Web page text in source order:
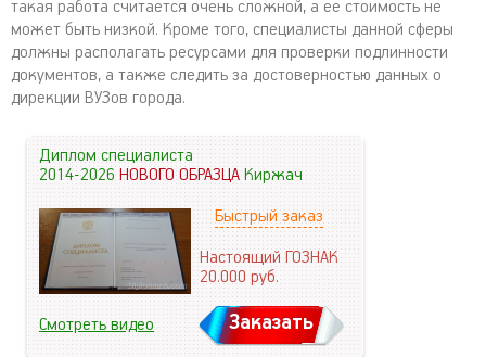
такая работа считается очень сложной, а ее стоимость не
может быть низкой. Кроме того, специалисты данной сферы
должны располагать ресурсами для проверки подлинности
документов, а также следить за достоверностью данных о
дирекции ВУЗов города.
Диплом специалиста
2014-2026НОВОГО ОБРАЗЦАКиржач
Быстрый заказ
Настоящий ГОЗНАК
20.000руб.
Смотреть видео Заказать